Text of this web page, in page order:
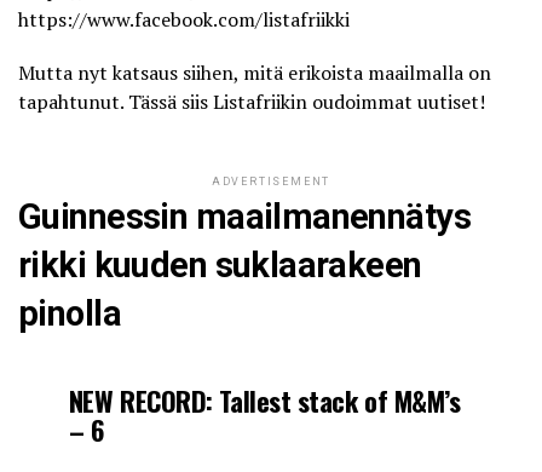
https://www.facebook.com/listafriikki
Mutta nyt katsaus siihen, mitä erikoista maailmalla on
tapahtunut. Tässä siis Listafriikin oudoimmat uutiset!
ADVERTISEMENT
Guinnessin maailmanennätys
rikki kuuden suklaarakeen
pinolla
NEW RECORD: Tallest stack of M&M’s
– 6